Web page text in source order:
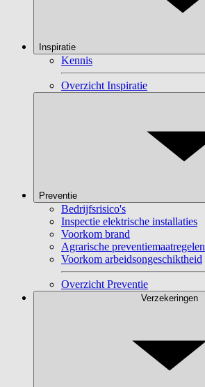
Inspiratie
Kennis
Overzicht Inspiratie
Preventie
Bedrijfsrisico's
Inspectie elektrische installaties
Voorkom brand
Agrarische preventiemaatregelen
Voorkom arbeidsongeschiktheid
Overzicht Preventie
Verzekeringen